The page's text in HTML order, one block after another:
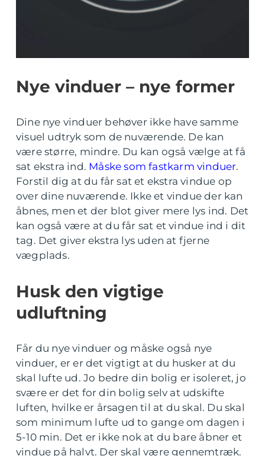
Nye vinduer – nye former
Dine nye vinduer behøver ikke have samme
visuel udtryk som de nuværende. De kan
være større, mindre. Du kan også vælge at få
sat ekstra ind. Måske som fastkarm vinduer.
Forstil dig at du får sat et ekstra vindue op
over dine nuværende. Ikke et vindue der kan
åbnes, men et der blot giver mere lys ind. Det
kan også være at du får sat et vindue ind i dit
tag. Det giver ekstra lys uden at fjerne
vægplads.
Husk den vigtige
udluftning
Får du nye vinduer og måske også nye
vinduer, er er det vigtigt at du husker at du
skal lufte ud. Jo bedre din bolig er isoleret, jo
svære er det for din bolig selv at udskifte
luften, hvilke er årsagen til at du skal. Du skal
som minimum lufte ud to gange om dagen i
5-10 min. Det er ikke nok at du bare åbner et
vindue på halvt. Der skal være gennemtræk.